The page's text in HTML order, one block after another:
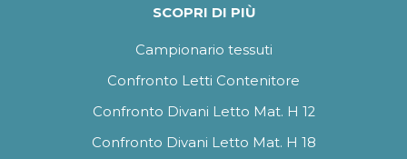
SCOPRI DI PIÙ
Campionario tessuti
Confronto Letti Contenitore
Confronto Divani Letto Mat. H 12
Confronto Divani Letto Mat. H 18